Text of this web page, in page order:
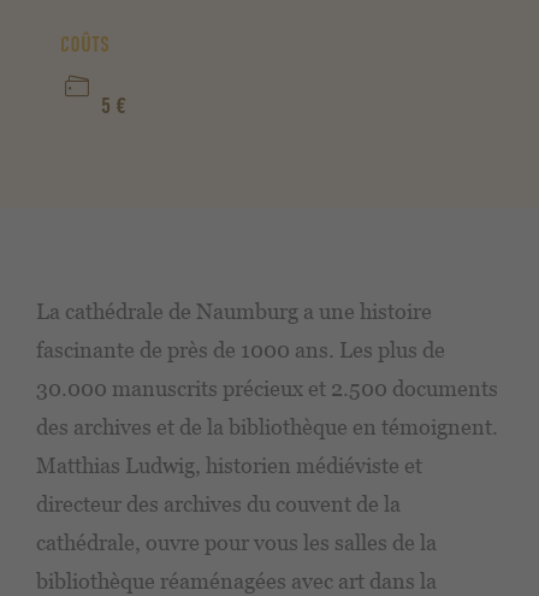
COÛTS
5 €
La cathédrale de Naumburg a une histoire
fascinante de près de 1000 ans. Les plus de
30.000 manuscrits précieux et 2.500 documents
des archives et de la bibliothèque en témoignent.
Matthias Ludwig, historien médiéviste et
directeur des archives du couvent de la
cathédrale, ouvre pour vous les salles de la
bibliothèque réaménagées avec art dans la